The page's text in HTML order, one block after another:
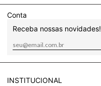
Conta
Receba nossas novidades!
INSTITUCIONAL